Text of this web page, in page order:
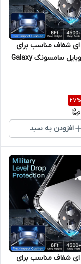
ای شفاف مناسب برای
گوشی موبایل سامسونگ Galaxy
27%
افزودن به سبد
ای شفاف مناسب برای